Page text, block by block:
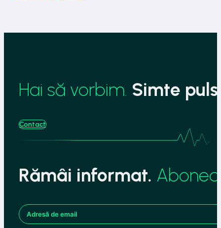
Hai să vorbim. Simte
Contact
Rămâi informat.